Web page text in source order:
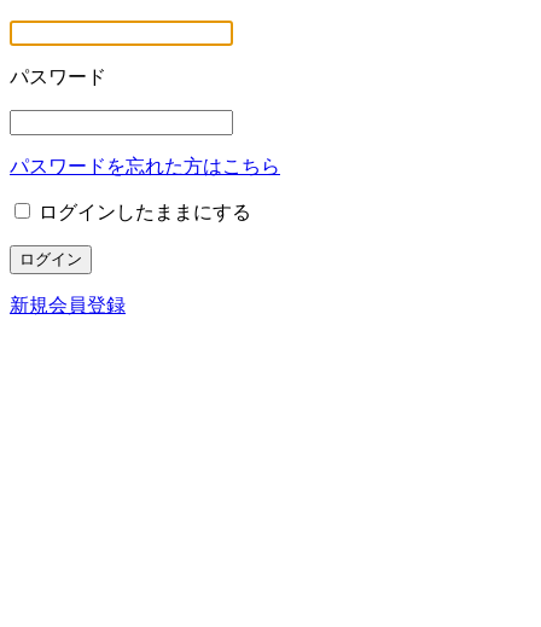
パスワード
パスワードを忘れた方はこちら
ログインしたままにする
新規会員登録